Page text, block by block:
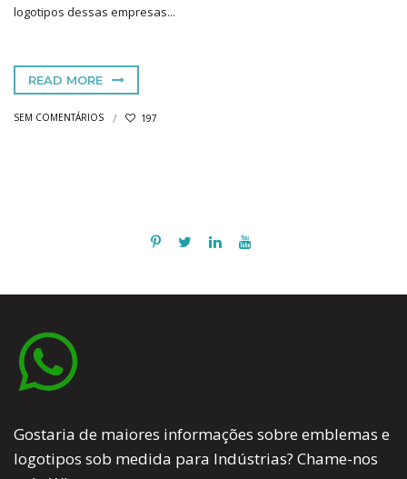
logotipos dessas empresas...
READ MORE
SEM COMENTÁRIOS 197
Gostaria de maiores informações sobre emblemas e
logotipos sob medida para Indústrias? Chame-nos